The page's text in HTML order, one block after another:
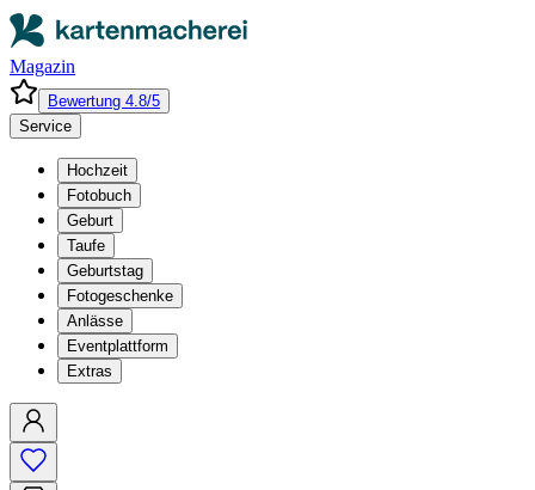
Magazin
Bewertung 4.8/5
Service
Hochzeit
Fotobuch
Geburt
Taufe
Geburtstag
Fotogeschenke
Anlässe
Eventplattform
Extras